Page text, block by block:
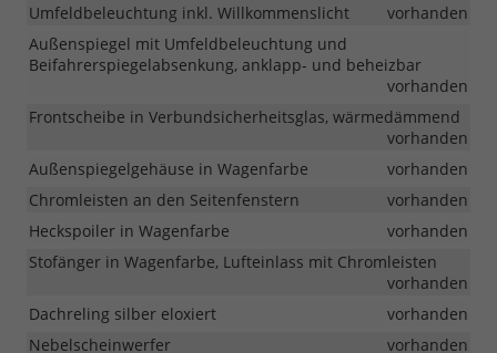
Umfeldbeleuchtung inkl. Willkommenslicht
vorhanden
Außenspiegel mit Umfeldbeleuchtung und
Beifahrerspiegelabsenkung, anklapp- und beheizbar
vorhanden
Frontscheibe in Verbundsicherheitsglas, wärmedämmend
vorhanden
Außenspiegelgehäuse in Wagenfarbe
vorhanden
Chromleisten an den Seitenfenstern
vorhanden
Heckspoiler in Wagenfarbe
vorhanden
Stofänger in Wagenfarbe, Lufteinlass mit Chromleisten
vorhanden
Dachreling silber eloxiert
vorhanden
Nebelscheinwerfer
vorhanden